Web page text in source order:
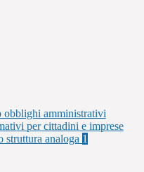
obblighi amministrativi
per cittadini e imprese
analoga 1